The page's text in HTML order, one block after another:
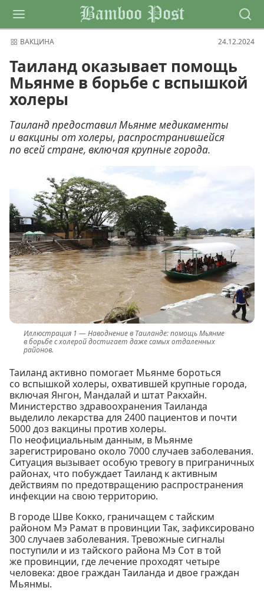
Bamboo Post
ВАКЦИНА 24.12.2024
Таиланд оказывает помощь
Мьянме в борьбе с вспышкой
холеры
Таиланд предоставил Мьянме медикаменты
и вакцины от холеры, распространившейся
по всей стране, включая крупные города.
Наводнение в Таиланде: помощь Мьянме
в борьбе с холерой достигает даже самых отдаленных
районов.
Таиланд активно помогает Мьянме бороться
со вспышкой холеры, охватившей крупные города,
включая Янгон, Мандалай и штат Ракхайн.
Министерство здравоохранения Таиланда
выделило лекарства для 2400 пациентов и почти
5000 доз вакцины против холеры.
По неофициальным данным, в Мьянме
зарегистрировано около 7000 случаев заболевания.
Ситуация вызывает особую тревогу в приграничных
районах, что побуждает Таиланд к активным
действиям по предотвращению распространения
инфекции на свою территорию.
В городе Шве Кокко, граничащем с тайским
районом Мэ Рамат в провинции Так, зафиксировано
300 случаев заболевания. Тревожные сигналы
поступили и из тайского района Мэ Сот в той
же провинции, где лечение проходят четыре
человека: двое граждан Таиланда и двое граждан
Мьянмы.